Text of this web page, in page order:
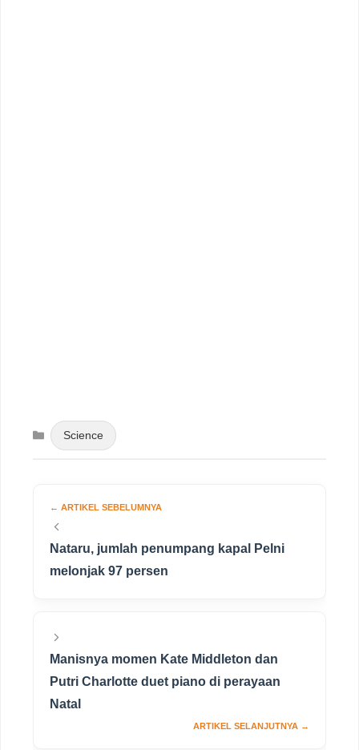
Categories
Science
Nataru, jumlah penumpang kapal Pelni
melonjak 97 persen
Manisnya momen Kate Middleton dan
Putri Charlotte duet piano di perayaan
Natal